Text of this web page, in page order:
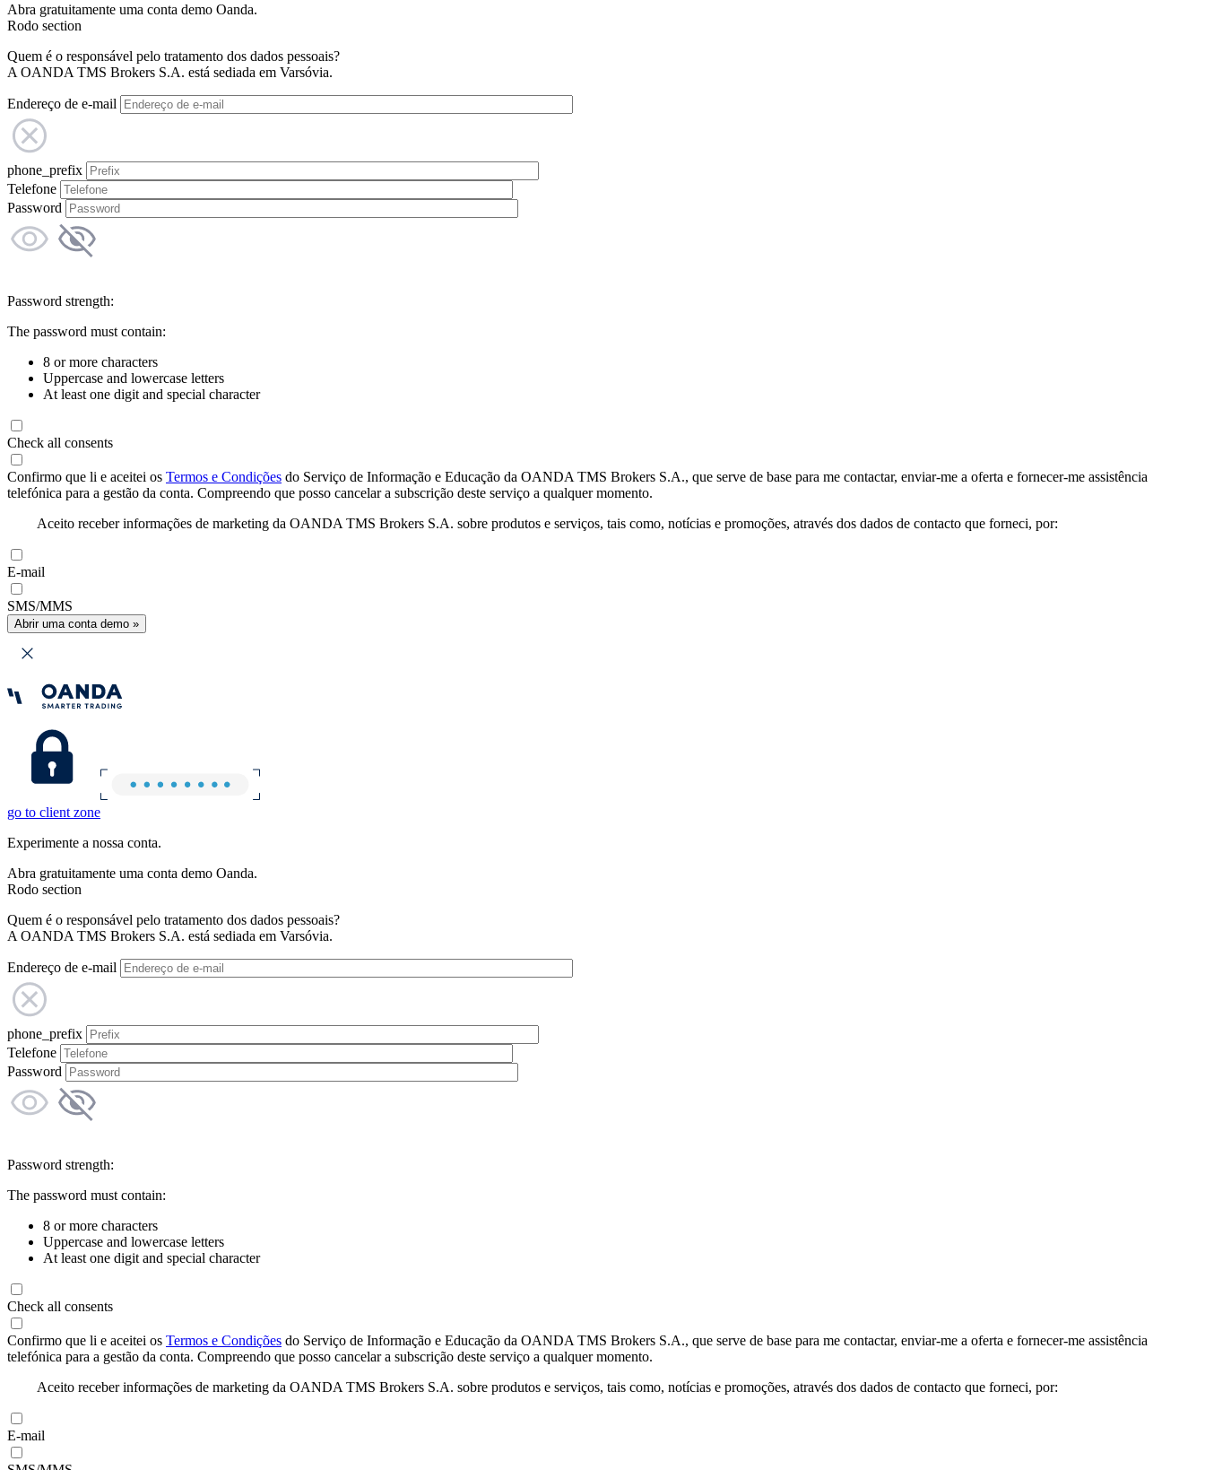
Abra gratuitamente uma conta demo Oanda.
Rodo section
Quem é o responsável pelo tratamento dos dados pessoais?
A OANDA TMS Brokers S.A. está sediada em Varsóvia.
Endereço de e-mail
phone_prefix
Telefone
Password
Password strength:
The password must contain:
8 or more characters
Uppercase and lowercase letters
At least one digit and special character
Check all consents
Confirmo que li e aceitei os Termos e Condições do Serviço de Informação e Educação da OANDA TMS Brokers S.A., que serve de base para me contactar, enviar-me a oferta e fornecer-me assistência
telefónica para a gestão da conta. Compreendo que posso cancelar a subscrição deste serviço a qualquer momento.
Aceito receber informações de marketing da OANDA TMS Brokers S.A. sobre produtos e serviços, tais como, notícias e promoções, através dos dados de contacto que forneci, por:
E-mail
SMS/MMS
Abrir uma conta demo »
go to client zone
Experimente a nossa conta.
Abra gratuitamente uma conta demo Oanda.
Rodo section
Quem é o responsável pelo tratamento dos dados pessoais?
A OANDA TMS Brokers S.A. está sediada em Varsóvia.
Endereço de e-mail
phone_prefix
Telefone
Password
Password strength:
The password must contain:
8 or more characters
Uppercase and lowercase letters
At least one digit and special character
Check all consents
Confirmo que li e aceitei os Termos e Condições do Serviço de Informação e Educação da OANDA TMS Brokers S.A., que serve de base para me contactar, enviar-me a oferta e fornecer-me assistência
telefónica para a gestão da conta. Compreendo que posso cancelar a subscrição deste serviço a qualquer momento.
Aceito receber informações de marketing da OANDA TMS Brokers S.A. sobre produtos e serviços, tais como, notícias e promoções, através dos dados de contacto que forneci, por:
E-mail